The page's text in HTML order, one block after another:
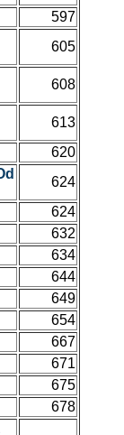
597
605
608
613
620
624
624
632
634
644
649
654
667
671
675
678